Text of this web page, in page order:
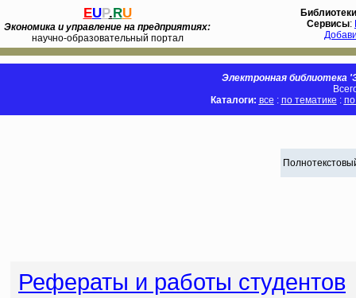
EUP.RU
Экономика и управление на предприятиях:
научно-образовательный портал
Библиотеки
Сервисы:
Электронная библиотека
Каталоги: все : по тематике :
Рефераты и работы студентов